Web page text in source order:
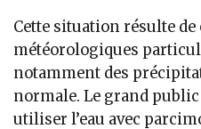
Cette situation résulte
météorologiques
notamment des
normale. Le grand
utiliser l’eau avec